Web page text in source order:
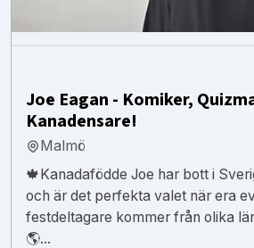
Joe Eagan - Komiker,
Kanadensare!
Malmö
🍁Kanadafödde Joe har bott i
och är det perfekta valet när era
festdeltagare kommer från olika
🌎...